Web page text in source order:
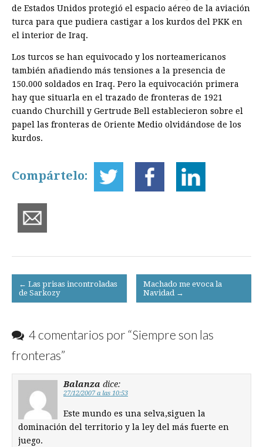
de Estados Unidos protegió el espacio aéreo de la aviación
turca para que pudiera castigar a los kurdos del PKK en
el interior de Iraq.
Los turcos se han equivocado y los norteamericanos
también añadiendo más tensiones a la presencia de
150.000 soldados en Iraq. Pero la equivocación primera
hay que situarla en el trazado de fronteras de 1921
cuando Churchill y Gertrude Bell establecieron sobre el
papel las fronteras de Oriente Medio olvidándose de los
kurdos.
Compártelo:
Post
navigation
← Las prisas incontroladas
de Sarkozy
Machado me evoca la
Navidad →
4 comentarios por “Siempre son las
fronteras”
Balanza dice:
27/12/2007 a las 10:53
Este mundo es una selva,siguen la
dominación del territorio y la ley del más fuerte en
juego.